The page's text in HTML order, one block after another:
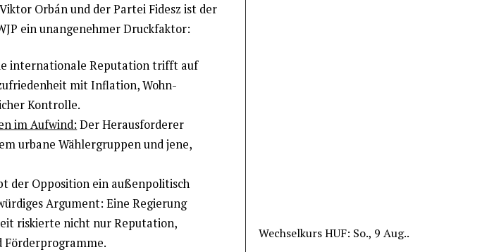
Orbán und der Partei Fidesz ist der
ein unangenehmer Druckfaktor:
internationale Reputation trifft auf
mit Inflation, Wohn-
Kontrolle.
im Aufwind: Der Herausforderer
urbane Wählergruppen und jene,
der Opposition ein außenpolitisch
Argument: Eine Regierung
riskierte nicht nur Reputation,
WechselkursHUF: So., 9 Aug..